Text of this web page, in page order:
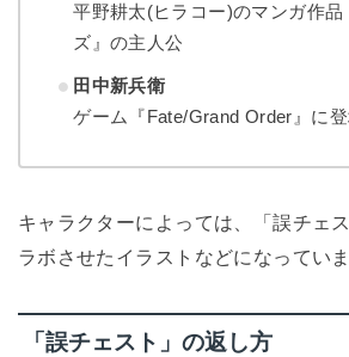
平野耕太(ヒラコー)のマンガ作品
ズ』の主人公
田中新兵衛
ゲーム『Fate/Grand Order』に
キャラクターによっては、「誤チェ
ラボさせたイラストなどになっていま
「誤チェスト」の返し方